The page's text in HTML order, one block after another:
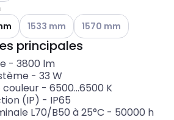
Voir les options disponibles
1533 mm Voir les options
1570 mm
principales
- 3800 lm
- 33 W
- 6500...6500 K
(IP) - IP65
L70/B50 à 25°C - 50000 h